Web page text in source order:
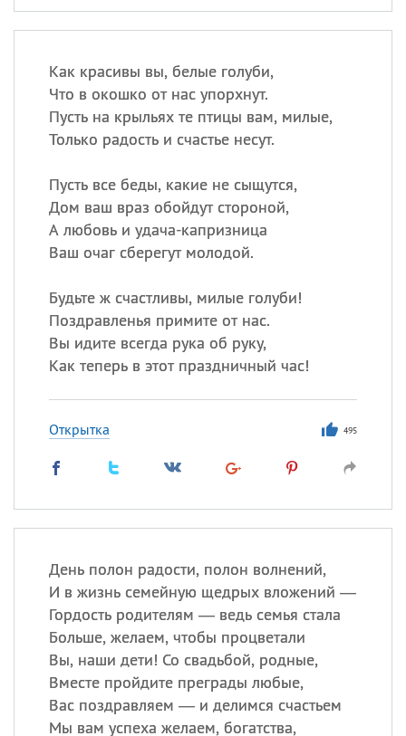
Как красивы вы, белые голуби,
Что в окошко от нас упорхнут.
Пусть на крыльях те птицы вам, милые,
Только радость и счастье несут.
Пусть все беды, какие не сыщутся,
Дом ваш враз обойдут стороной,
А любовь и удача-капризница
Ваш очаг сберегут молодой.
Будьте ж счастливы, милые голуби!
Поздравленья примите от нас.
Вы идите всегда рука об руку,
Как теперь в этот праздничный час!
Открытка 495
День полон радости, полон волнений,
И в жизнь семейную щедрых вложений —
Гордость родителям — ведь семья стала
Больше, желаем, чтобы процветали
Вы, наши дети! Со свадьбой, родные,
Вместе пройдите преграды любые,
Вас поздравляем — и делимся счастьем
Мы вам успеха желаем, богатства,